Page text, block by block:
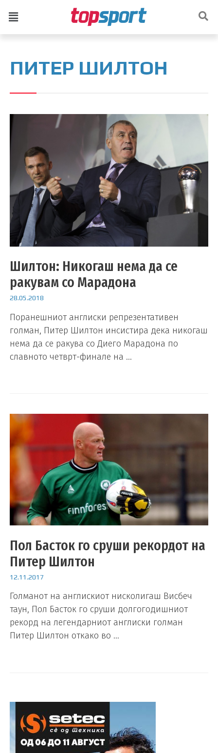
ПИТЕР ШИЛТОН
Шилтон: Никогаш нема да се
ракувам со Марадона
28.05.2018
Поранешниот англиски репрезентативен
голман, Питер Шилтон инсистира дека никогаш
нема да се ракува со Диего Марадона по
славното четврт-финале на …
Пол Басток го сруши рекордот на
Питер Шилтон
12.11.2017
Голманот на англискиот нисколигаш Висбеч
таун, Пол Басток го сруши долгогодишниот
рекорд на легендарниот англиски голман
Питер Шилтон откако во …